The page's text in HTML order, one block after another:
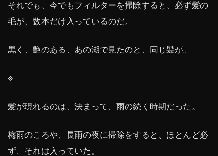
それでも、今でもフィルターを掃除すると、必ず髪の
毛が、数本だけ入っているのだ。
黒く、艶のある、あの湖で見たのと、同じ髪が。
※
髪が現れるのは、決まって、雨の続く時期だった。
梅雨のころや、長雨の夜に掃除をすると、ほとんど必
ず、それは入っていた。